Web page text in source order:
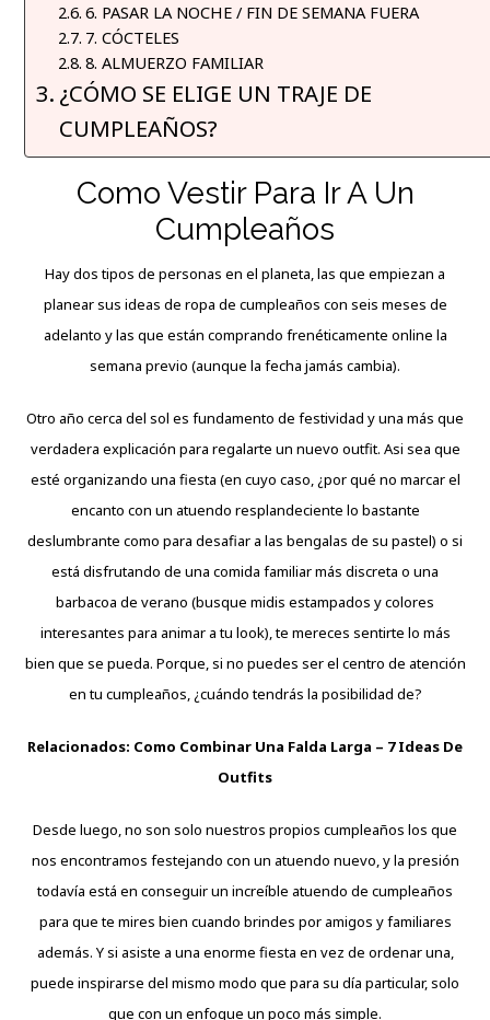
6. PASAR LA NOCHE / FIN DE SEMANA FUERA
7. CÓCTELES
8. ALMUERZO FAMILIAR
¿CÓMO SE ELIGE UN TRAJE DE
CUMPLEAÑOS?
Como Vestir Para Ir A Un
Cumpleaños
Hay dos tipos de personas en el planeta, las que empiezan a
planear sus ideas de ropa de cumpleaños con seis meses de
adelanto y las que están comprando frenéticamente online la
semana previo (aunque la fecha jamás cambia).
Otro año cerca del sol es fundamento de festividad y una más que
verdadera explicación para regalarte un nuevo outfit. Asi sea que
esté organizando una fiesta (en cuyo caso, ¿por qué no marcar el
encanto con un atuendo resplandeciente lo bastante
deslumbrante como para desafiar a las bengalas de su pastel) o si
está disfrutando de una comida familiar más discreta o una
barbacoa de verano (busque midis estampados y colores
interesantes para animar a tu look), te mereces sentirte lo más
bien que se pueda. Porque, si no puedes ser el centro de atención
en tu cumpleaños, ¿cuándo tendrás la posibilidad de?
Relacionados: Como Combinar Una Falda Larga – 7 Ideas De
Outfits
Desde luego, no son solo nuestros propios cumpleaños los que
nos encontramos festejando con un atuendo nuevo, y la presión
todavía está en conseguir un increíble atuendo de cumpleaños
para que te mires bien cuando brindes por amigos y familiares
además. Y si asiste a una enorme fiesta en vez de ordenar una,
puede inspirarse del mismo modo que para su día particular, solo
que con un enfoque un poco más simple.